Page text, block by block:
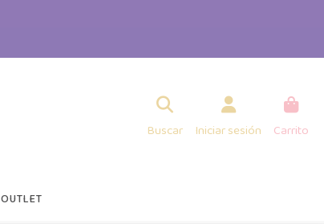
Buscar Iniciar sesión Carrito
OUTLET